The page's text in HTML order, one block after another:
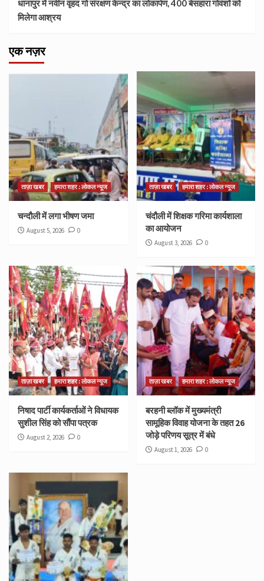
धानापुर में नवीन वृहद गो संरक्षण केन्द्र का लोकार्पण, 400 बेसहारा गोवंशों को
मिलेगा आश्रय
एक नज़र
ताज़ा खबर हमारा शहर : लोकल न्यूज
चन्दौली में लगा भीषण जमा
August 5, 2026 0
ताज़ा खबर हमारा शहर : लोकल न्यूज
चंदौली में शिक्षक गरिमा कार्यशाला
का आयोजन
August 3, 2026 0
ताज़ा खबर हमारा शहर : लोकल न्यूज
निषाद पार्टी कार्यकर्ताओं ने विधायक
सुशील सिंह को सौंपा पत्रक
August 2, 2026 0
ताज़ा खबर हमारा शहर : लोकल न्यूज
बरहनी ब्लॉक में मुख्यमंत्री
सामूहिक विवाह योजना के तहत 26
जोड़े परिणय सूत्र में बंधे
August 1, 2026 0